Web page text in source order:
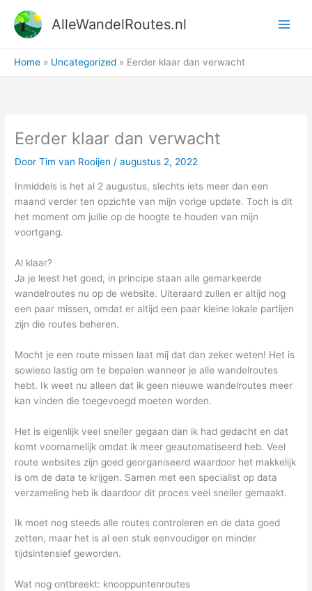
naar
AlleWandelRoutes.nl
Home Uncategorized Eerder klaar dan verwacht
Eerder klaar dan verwacht
DoorTim van Rooijen/augustus 2, 2022
Inmiddels is het al 2 augustus, slechts iets meer dan een
maand verder ten opzichte van mijn vorige update. Toch is dit
het moment om jullie op de hoogte te houden van mijn
voortgang.
Al klaar?
Ja je leest het goed, in principe staan alle gemarkeerde
wandelroutes nu op de website. Uiteraard zullen er altijd nog
een paar missen, omdat er altijd een paar kleine lokale partijen
zijn die routes beheren.
Mocht je een route missen laat mij dat dan zeker weten! Het is
sowieso lastig om te bepalen wanneer je alle wandelroutes
hebt. Ik weet nu alleen dat ik geen nieuwe wandelroutes meer
kan vinden die toegevoegd moeten worden.
Het is eigenlijk veel sneller gegaan dan ik had gedacht en dat
komt voornamelijk omdat ik meer geautomatiseerd heb. Veel
route websites zijn goed georganiseerd waardoor het makkelijk
is om de data te krijgen. Samen met een specialist op data
verzameling heb ik daardoor dit proces veel sneller gemaakt.
Ik moet nog steeds alle routes controleren en de data goed
zetten, maar het is al een stuk eenvoudiger en minder
tijdsintensief geworden.
Wat nog ontbreekt: knooppuntenroutes